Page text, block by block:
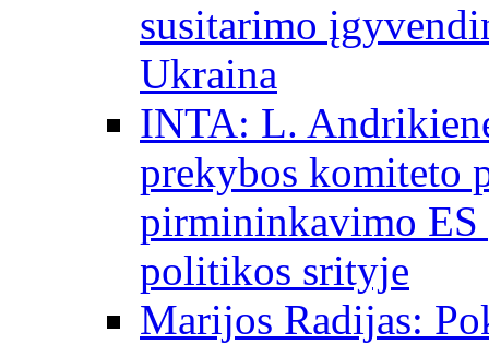
susitarimo
Ukraina
INTA: L.
prekybos komiteto
pirmininkavimo ES
politikos srityje
Marijos Radijas: